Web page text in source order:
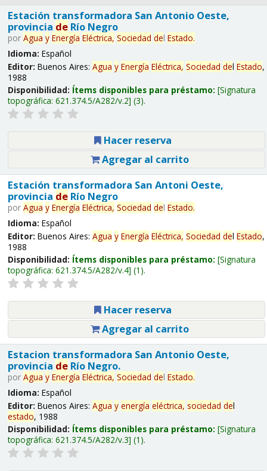
Estación transformadora San Antonio Oeste,
provincia deRío Negro
por Agua y Energía Eléctrica, Sociedad del Estado.
Idioma: Español
Editor: Buenos Aires: Agua y Energía Eléctrica, Sociedad del Estado,
1988
Disponibilidad: Ítems disponibles para préstamo: Signatura
topográfica: 621.374.5/A282/v.2 (3).
Hacer reserva
Agregar al carrito
Estación transformadora San Antoni Oeste,
provincia deRío Negro
por Agua y Energía Eléctrica, Sociedad del Estado.
Idioma: Español
Editor: Buenos Aires: Agua y Energía Eléctrica, Sociedad del Estado,
1988
Disponibilidad: Ítems disponibles para préstamo: Signatura
topográfica: 621.374.5/A282/v.4 (1).
Hacer reserva
Agregar al carrito
Estacion transformadora San Antonio Oeste,
provincia deRío Negro.
por Agua y Energía Eléctrica, Sociedad del Estado.
Idioma: Español
Editor: Buenos Aires: Agua y energía eléctrica, sociedad del
estado, 1988
Disponibilidad: Ítems disponibles para préstamo: Signatura
topográfica: 621.374.5/A282/v.3 (1).